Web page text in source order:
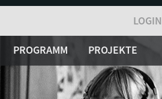
LOGIN
PROGRAMM PROJEKTE